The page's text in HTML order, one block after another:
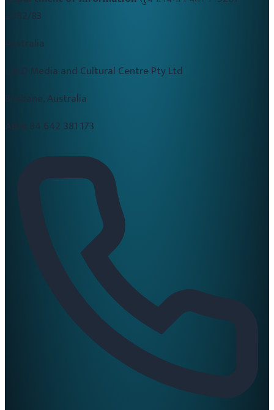
2082/83
Australia
CALD Media and Cultural Centre Pty Ltd
Brisbane, Australia
84 642 381 173